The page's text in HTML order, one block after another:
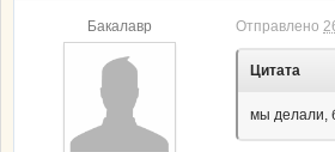
Бакалавр Отправлено
Цитата
мы делали,